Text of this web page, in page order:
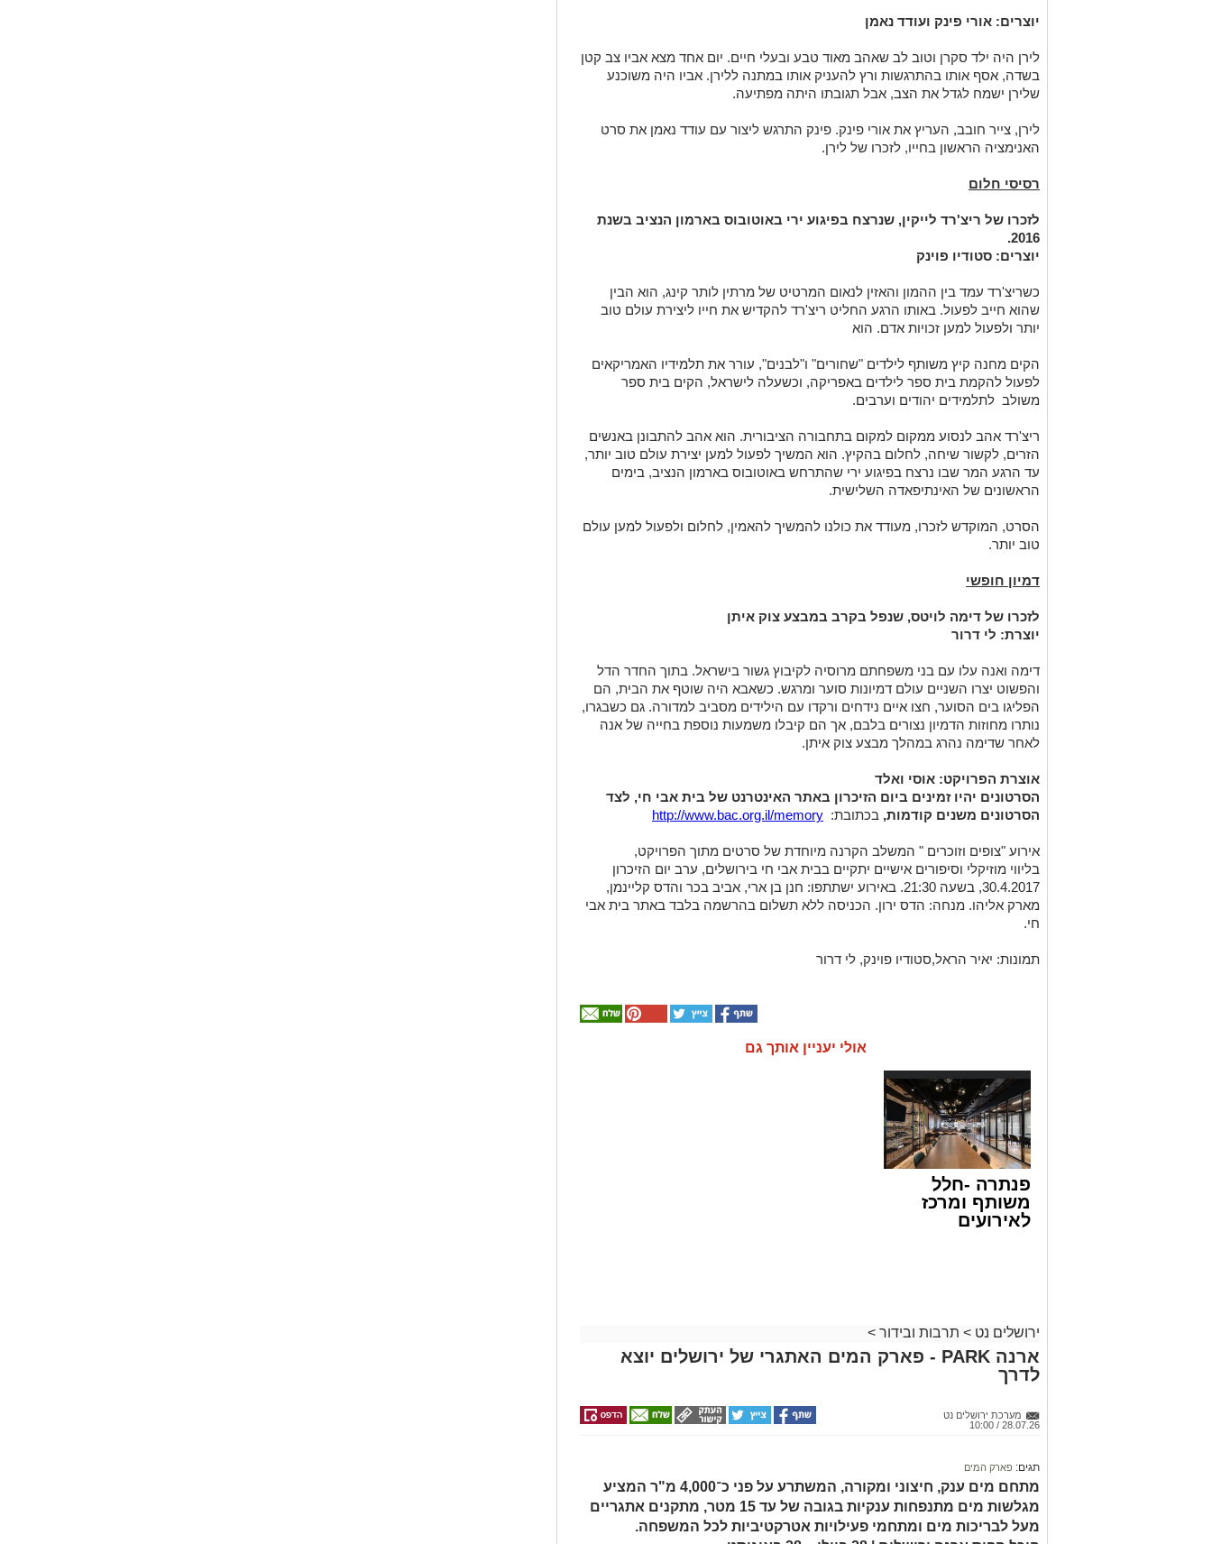
יוצרים: אורי פינק ועודד נאמן
לירן היה ילד סקרן וטוב לב שאהב מאוד טבע ובעלי חיים. יום אחד מצא אביו צב קטן
בשדה, אסף אותו בהתרגשות ורץ להעניק אותו במתנה ללירן. אביו היה משוכנע
שלירן ישמח לגדל את הצב, אבל תגובתו היתה מפתיעה.
לירן, צייר חובב, העריץ את אורי פינק. פינק התרגש ליצור עם עודד נאמן את סרט
האנימציה הראשון בחייו, לזכרו של לירן.
רסיסי חלום
לזכרו של ריצ'רד לייקין, שנרצח בפיגוע ירי באוטובוס בארמון הנציב בשנת
2016.
יוצרים: סטודיו פוינק
כשריצ'רד עמד בין ההמון והאזין לנאום המרטיט של מרתין לותר קינג, הוא הבין
שהוא חייב לפעול. באותו הרגע החליט ריצ'רד להקדיש את חייו ליצירת עולם טוב
יותר ולפעול למען זכויות אדם. הוא
הקים מחנה קיץ משותף לילדים "שחורים" ו"לבנים", עורר את תלמידיו האמריקאים
לפעול להקמת בית ספר לילדים באפריקה, וכשעלה לישראל, הקים בית ספר
משולב לתלמידים יהודים וערבים.
ריצ'רד אהב לנסוע ממקום למקום בתחבורה הציבורית. הוא אהב להתבונן באנשים
הזרים, לקשור שיחה, לחלום בהקיץ. הוא המשיך לפעול למען יצירת עולם טוב יותר,
עד הרגע המר שבו נרצח בפיגוע ירי שהתרחש באוטובוס בארמון הנציב, בימים
הראשונים של האינתיפאדה השלישית.
הסרט, המוקדש לזכרו, מעודד את כולנו להמשיך להאמין, לחלום ולפעול למען עולם
טוב יותר.
דמיון חופשי
לזכרו של דימה לויטס, שנפל בקרב במבצע צוק איתן
יוצרת: לי דרור
דימה ואנה עלו עם בני משפחתם מרוסיה לקיבוץ גשור בישראל. בתוך החדר הדל
והפשוט יצרו השניים עולם דמיונות סוער ומרגש. כשאבא היה שוטף את הבית, הם
הפליגו בים הסוער, חצו איים נידחים ורקדו עם הילידים מסביב למדורה. גם כשבגרו,
נותרו מחוזות הדמיון נצורים בלבם, אך הם קיבלו משמעות נוספת בחייה של אנה
לאחר שדימה נהרג במהלך מבצע צוק איתן.
אוצרת הפרויקט: אוסי ואלד
הסרטונים יהיו זמינים ביום הזיכרון באתר האינטרנט של בית אבי חי, לצד
הסרטונים משנים קודמות, בכתובת: http://www.bac.org.il/memory
אירוע "צופים וזוכרים " המשלב הקרנה מיוחדת של סרטים מתוך הפרויקט,
בליווי מוזיקלי וסיפורים אישיים יתקיים בבית אבי חי בירושלים, ערב יום הזיכרון
30.4.2017, בשעה 21:30. באירוע ישתתפו: חנן בן ארי, אביב בכר והדס קליינמן,
מארק אליהו. מנחה: הדס ירון. הכניסה ללא תשלום בהרשמה בלבד באתר בית אבי
חי.
תמונות: יאיר הראל,סטודיו פוינק, לי דרור
אולי יעניין אותך גם
פנתרה -חלל
משותף ומרכז
לאירועים
ירושלים נט > תרבות ובידור >
ארנה PARK - פארק המים האתגרי של ירושלים יוצא
לדרך
מערכת ירושלים נט
28.07.26 / 10:00
תגים: פארק המים
מתחם מים ענק, חיצוני ומקורה, המשתרע על פני כ־4,000 מ"ר המציע
מגלשות מים מתנפחות ענקיות בגובה של עד 15 מטר, מתקנים אתגריים
מעל לבריכות מים ומתחמי פעילויות אטרקטיביות לכל המשפחה.